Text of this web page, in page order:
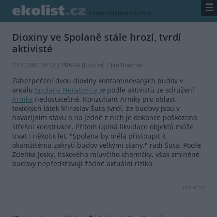
/ zpravodajství / zprávy ☰
Dioxiny ve Spolaně stále hrozí, tvrdí
aktivisté
23.5.2002 18:12 | PRAHA (EkoList) | Jan Bouchal
Zabezpečení dvou dioxiny kontaminovaných budov v
areálu Spolany Neratovice je podle aktivistů ze sdružení
Arnika nedostatečné. Konzultant Arniky pro oblast
toxických látek Miroslav Šuta tvrdí, že budovy jsou v
havarijním stavu a na jedné z nich je dokonce poškozena
střešní konstrukce. Přitom úplná likvidace objektů může
trvat i několik let. "Spolana by měla přistoupit k
okamžitému zakrytí budov velkými stany," radí Šuta. Podle
Zdeňka Josky, tiskového mluvčího chemičky, však zmíněné
budovy nepředstavují žádné aktuální riziko.
reklama